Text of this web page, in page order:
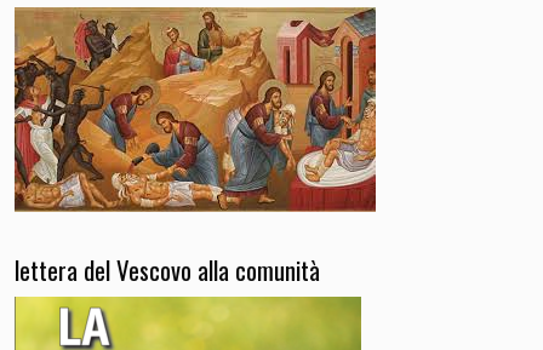
lettera del Vescovo alla comunità